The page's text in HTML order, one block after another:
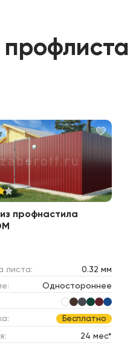
профлиста
профнастила
листа:
0.32 мм
Одностороннее
Бесплатно
24 мес*